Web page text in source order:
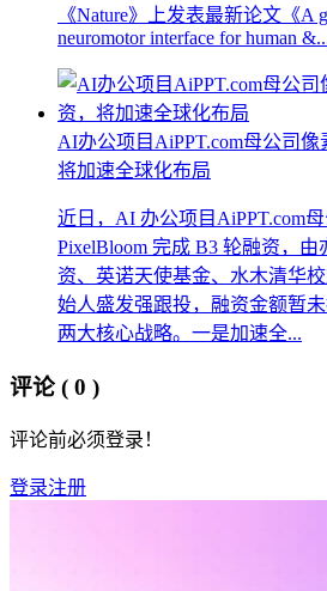
《Nature》上发表最新论文《A
neuromotor interface for human
AI办公项目AiPPT.com母公司像
将加速全球化布局
近日，AI 办公项目AiPPT.com
PixelBloom 完成 B3 轮融资，
资、英诺天使基金、水木清华
始人盛发强跟投，融资金额暂
两大核心战略。一是加速全...
评论 ( 0 )
评论前必须登录！
登录注册